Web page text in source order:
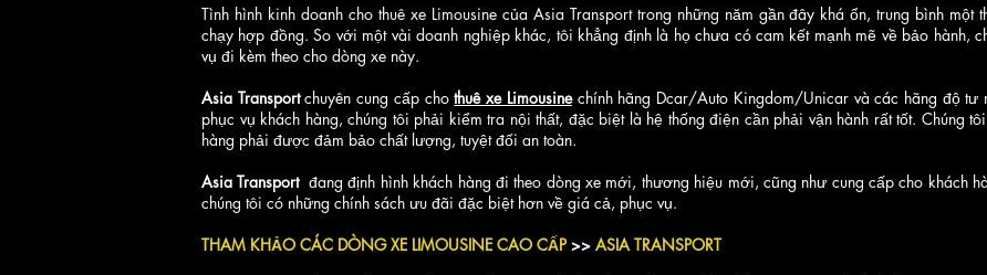
Tình hình kinh doanh cho thuê xe Limousine của Asia Transport trong những năm gần đây khá ổn, trung bình
chạy hợp đồng. So với một vài doanh nghiệp khác, tôi khẳng định là họ chưa có cam kết mạnh mẽ về bảo hành,
vụ đi kèm theo cho dòng xe này.
Asia Transportchuyên cung cấp chothuê xe Limousinechính hãng Dcar/Auto Kingdom/Unicar và các hãng độ tư
phục vụ khách hàng, chúng tôi phải kiểm tra nội thất, đặc biệt là hệ thống điện cần phải vận hành rất tốt. Chúng
hàng phải được đảm bảo chất lượng, tuyệt đối an toàn.
Asia Transportđang định hình khách hàng đi theo dòng xe mới, thương hiệu mới, cũng như cung cấp cho khách
chúng tôi có những chính sách ưu đãi đặc biệt hơn về giá cả, phục vụ.
THAM KHẢO CÁC DÒNG XE LIMOUSINE CAO CẤP>> ASIA TRANSPORT